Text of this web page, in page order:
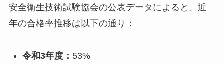
安全衛生技術試験協会の公表データによると、近
年の合格率推移は以下の通り：
令和3年度： 53%